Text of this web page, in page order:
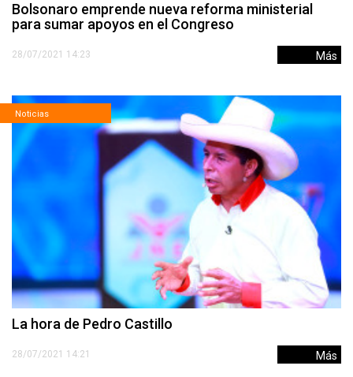
Bolsonaro emprende nueva reforma ministerial
para sumar apoyos en el Congreso
28/07/2021 14:23 Más
Noticias
La hora de Pedro Castillo
28/07/2021 14:21 Más